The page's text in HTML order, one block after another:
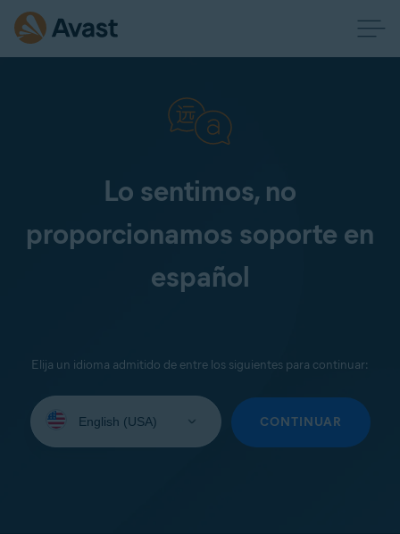
Lo sentimos, no
proporcionamos soporte en
español
Elija un idioma admitido de entre los siguientes para continuar:
su
CONTINUAR